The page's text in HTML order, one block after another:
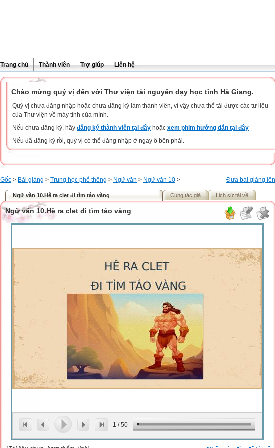
Trang chủ Thành viên Trợ giúp Liên hệ
Chào mừng quý vị đến với Thư viện tài nguyên dạy học tỉnh Hà Giang.
Quý vị chưa đăng nhập hoặc chưa đăng ký làm thành viên, vì vậy chưa thể tải được các tư liệu
của Thư viện về máy tính của mình.
Nếu chưa đăng ký, hãy đăng ký thành viên tại đây hoặc xem phim hướng dẫn tại đây
Nếu đã đăng ký rồi, quý vị có thể đăng nhập ở ngay ô bên phải.
Đưa bài giảng lên
Gốc > Bài giảng > Trung học phổ thông > Ngữ văn > Ngữ văn 10 >
Ngữ văn 10.Hê ra clet đi tìm táo vàng Cùng tác giả Lịch sử tải về
Ngữ văn 10.Hê ra clet đi tìm táo vàng
1 /50